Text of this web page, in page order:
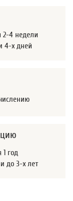
2-4 недели
4-х дней
1 год
до 3-х лет